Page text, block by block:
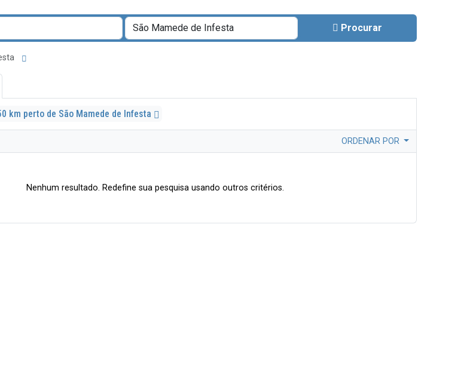
Procurar
km perto de São Mamede de Infesta
ORDENAR POR
Nenhum resultado. Redefine sua pesquisa usando outros critérios.